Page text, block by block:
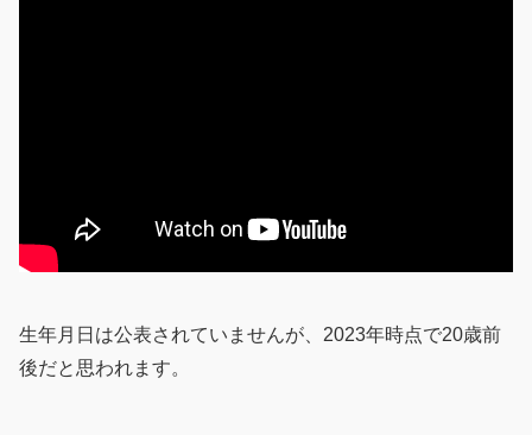
生年月日は公表されていませんが、2023年時点で20歳前
後だと思われます。